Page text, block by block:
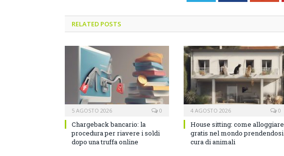
RELATED POSTS
5 AGOSTO 2026 0
Chargeback bancario: la
procedura per riavere i soldi
dopo una truffa online
4 AGOSTO 2026 0
House sitting: come alloggiare
gratis nel mondo prendendosi
cura di animali